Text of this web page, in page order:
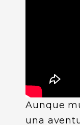
Aunque
una